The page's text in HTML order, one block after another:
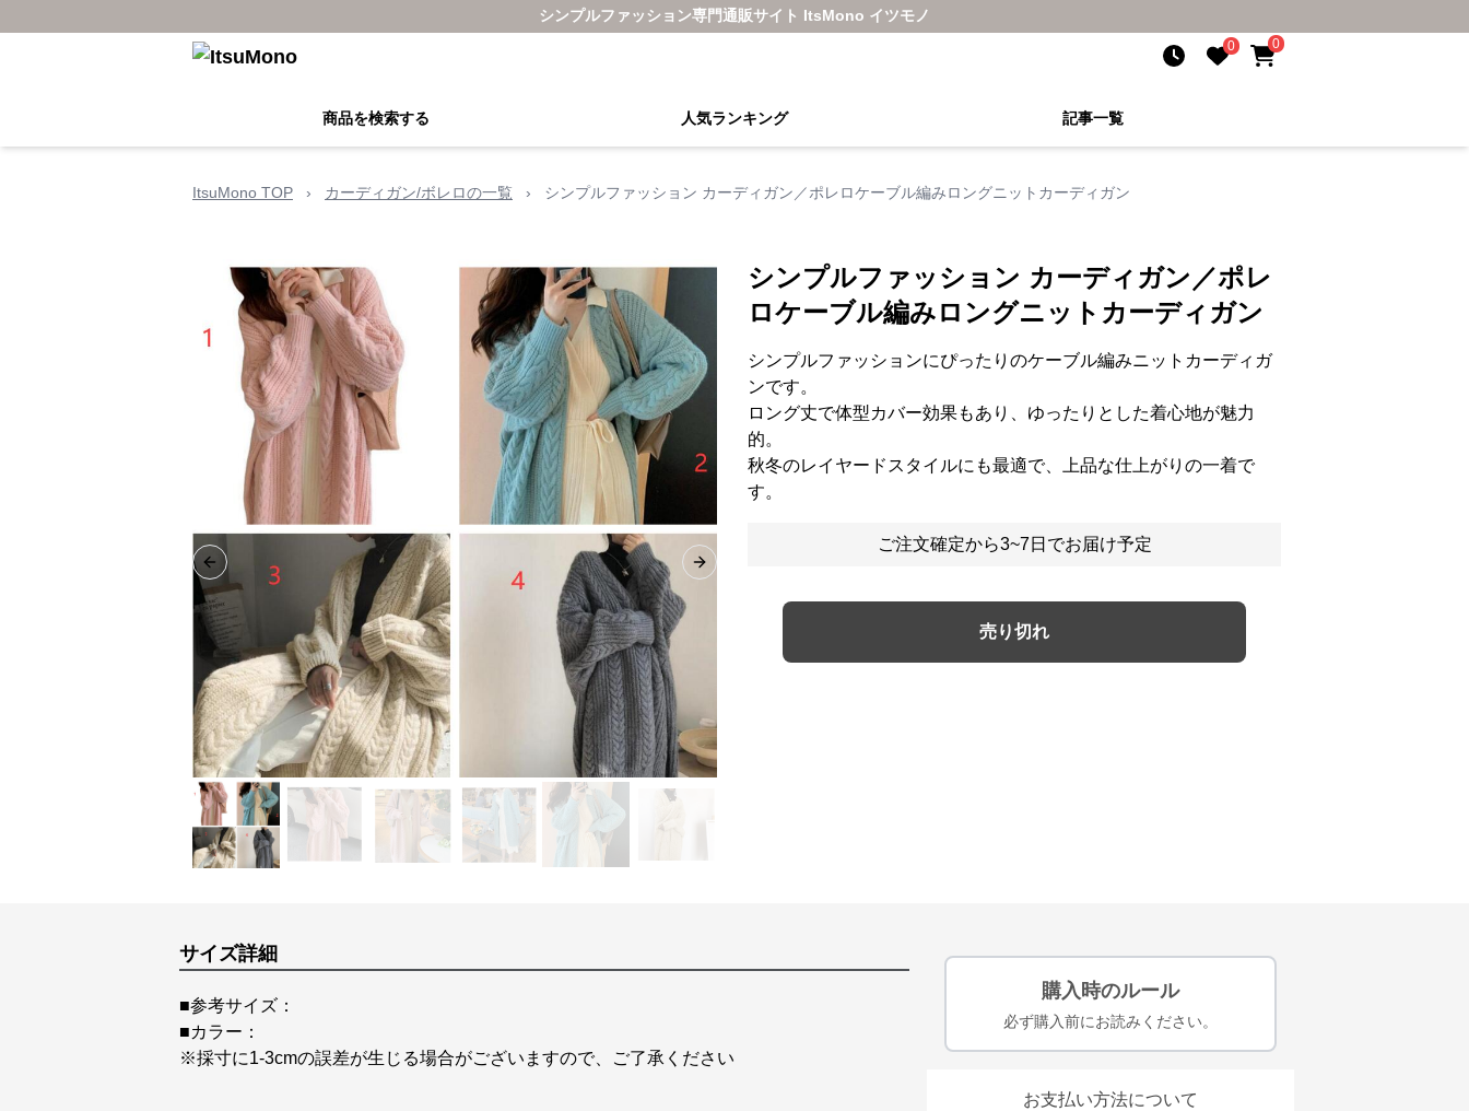
シンプルファッション専門通販サイト ItsMono イツモノ
0 0
商品を検索する 人気ランキング 記事一覧
ItsuMono TOP › カーディガン/ボレロの一覧 › シンプルファッション カーディガン／ポレロケーブル編みロングニットカーディガン
Previous slide Next slide
シンプルファッション カーディガン／ポレ
ロケーブル編みロングニットカーディガン
シンプルファッションにぴったりのケーブル編みニットカーディガ
ンです。
ロング丈で体型カバー効果もあり、ゆったりとした着心地が魅力
的。
秋冬のレイヤードスタイルにも最適で、上品な仕上がりの一着で
す。
ご注文確定から3~7日でお届け予定
売り切れ
サイズ詳細
■参考サイズ：
■カラー：
※採寸に1-3cmの誤差が生じる場合がございますので、ご了承ください
購入時のルール
必ず購入前にお読みください。
お支払い方法について